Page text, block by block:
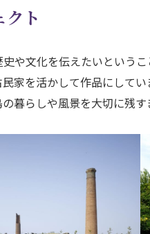
ト
や文化を伝えたいという
家を活かして作品にして
暮らしや風景を大切に残す